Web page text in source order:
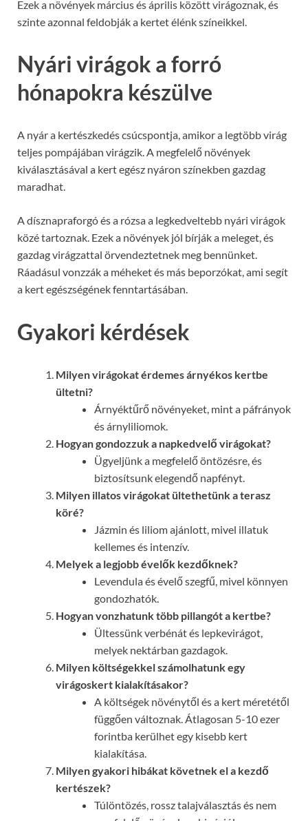
Ezek a növények március és április között virágoznak, és
szinte azonnal feldobják a kertet élénk színeikkel.
Nyári virágok a forró
hónapokra készülve
A nyár a kertészkedés csúcspontja, amikor a legtöbb virág
teljes pompájában virágzik. A megfelelő növények
kiválasztásával a kert egész nyáron színekben gazdag
maradhat.
A dísznapraforgó és a rózsa a legkedveltebb nyári virágok
közé tartoznak. Ezek a növények jól bírják a meleget, és
gazdag virágzattal örvendeztetnek meg bennünket.
Ráadásul vonzzák a méheket és más beporzókat, ami segít
a kert egészségének fenntartásában.
Gyakori kérdések
Milyen virágokat érdemes árnyékos kertbe
ültetni?
Árnyéktűrő növényeket, mint a páfrányok
és árnyliliomok.
Hogyan gondozzuk a napkedvelő virágokat?
Ügyeljünk a megfelelő öntözésre, és
biztosítsunk elegendő napfényt.
Milyen illatos virágokat ültethetünk a terasz
köré?
Jázmin és liliom ajánlott, mivel illatuk
kellemes és intenzív.
Melyek a legjobb évelők kezdőknek?
Levendula és évelő szegfű, mivel könnyen
gondozhatók.
Hogyan vonzhatunk több pillangót a kertbe?
Ültessünk verbénát és lepkevirágot,
melyek nektárban gazdagok.
Milyen költségekkel számolhatunk egy
virágoskert kialakításakor?
A költségek növénytől és a kert méretétől
függően változnak. Átlagosan 5-10 ezer
forintba kerülhet egy kisebb kert
kialakítása.
Milyen gyakori hibákat követnek el a kezdő
kertészek?
Túlöntözés, rossz talajválasztás és nem